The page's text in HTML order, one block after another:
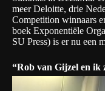
meer Deloitte, drie
Competition winnaars
boek Exponentiële
SU Press) is er nu een
“Rob van Gijzel en ik